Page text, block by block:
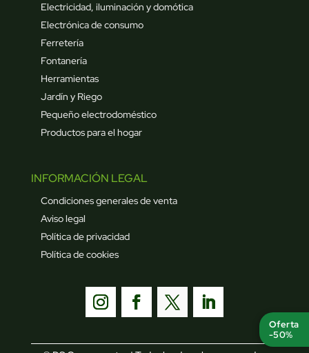
Electricidad, iluminación y domótica
Electrónica de consumo
Ferretería
Fontanería
Herramientas
Jardín y Riego
Pequeño electrodoméstico
Productos para el hogar
INFORMACIÓN LEGAL
Condiciones generales de venta
Aviso legal
Política de privacidad
Política de cookies
Oferta
-50%